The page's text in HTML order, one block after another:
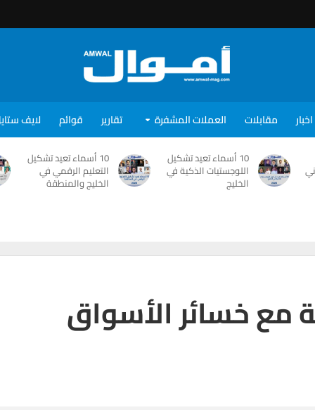
اخبار مقابلات العملات المشفرة تقارير قوائم لايف
10 أسماء تعيد تشكيل
اللوجستيات الذكية في
الخليج
10 أسماء تعيد تشكيل
التعليم الرقمي في
الخليج والمنطقة
مع خسائر الأسواق